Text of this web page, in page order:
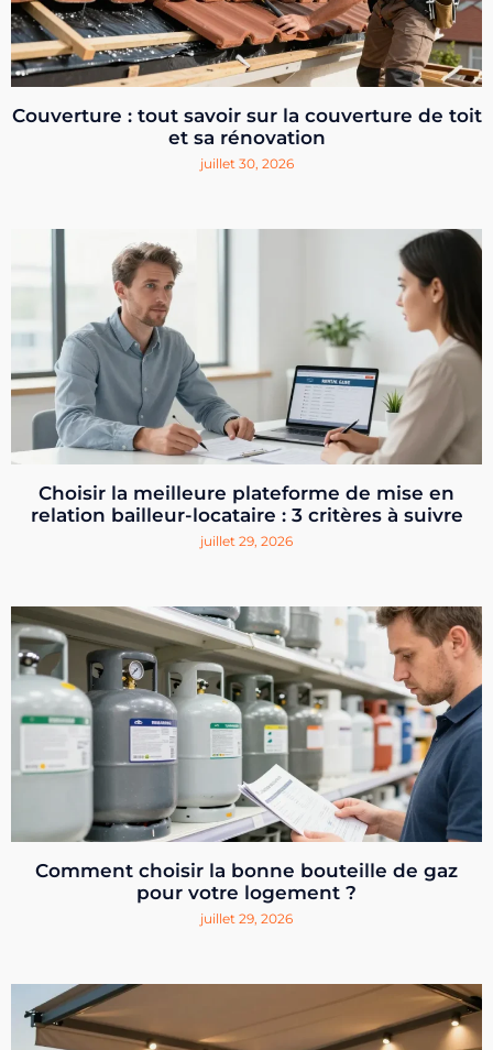
Couverture : tout savoir sur la couverture de toit
et sa rénovation
juillet 30, 2026
Choisir la meilleure plateforme de mise en
relation bailleur-locataire : 3 critères à suivre
juillet 29, 2026
Comment choisir la bonne bouteille de gaz
pour votre logement ?
juillet 29, 2026